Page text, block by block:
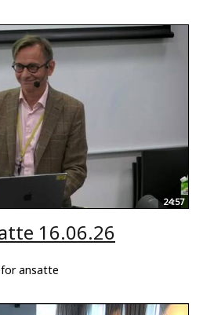
24:57
16.06.26
ansatte